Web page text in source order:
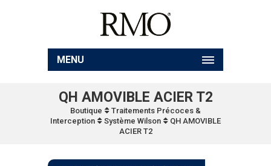
MENU
QH AMOVIBLE ACIER T2
Boutique
Traitements Précoces &
Interception
Système Wilson
QH AMOVIBLE
ACIER T2